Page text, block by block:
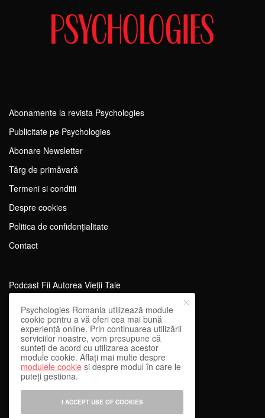
Abonamente la revista Psychologies
Publicitate pe Psychologies
Abonare Newsletter
Tărg de primăvară
Termeni si conditii
Despre cookies
Politica de confidențialitate
Contact
Podcast Fii Autorea Vieții Tale
Evenimente Fii Autoarea Vieții Tale!
SportEdu
Antrenament Mental pentru Sportivi
Learning Network
WEnough
Reward & Engage
Psychologies Romania utilizează module
cookie pentru a vă oferi cea mai bună
experiență online. Prin continuarea utilizării
serviciilor noastre, vom presupune că
sunteți de acord cu utilizarea acestor
module cookie. Aflați mai multe despre
modulele cookie și despre modul în care le
puteți gestiona.
I ACCEPT USE OF COOKIES